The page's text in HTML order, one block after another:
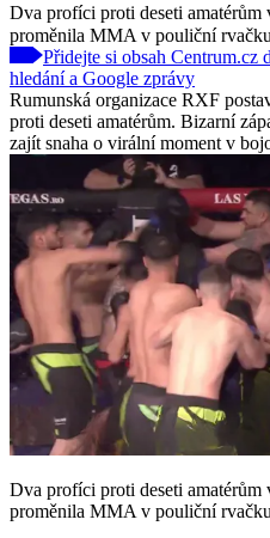
Dva profíci proti deseti amatérům
proměnila MMA v pouliční rvačku
Přidejte si obsah
hledání a Google zprávy
Rumunská organizace RXF
proti deseti amatérům. Bizarní
zajít snaha o virální moment v
Dva profíci proti deseti amatérům
proměnila MMA v pouliční rvačku